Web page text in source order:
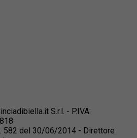
S.r.l. - P.IVA:
582 del 30/06/2014 - Direttore